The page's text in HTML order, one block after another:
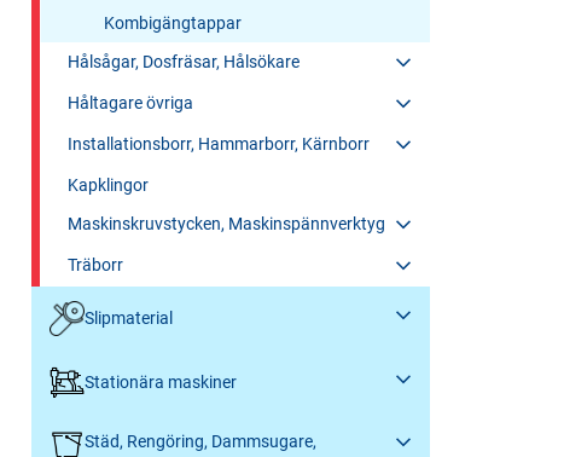
Kombigängtappar
Hålsågar, Dosfräsar, Hålsökare
Håltagare övriga
Installationsborr, Hammarborr, Kärnborr
Kapklingor
Maskinskruvstycken, Maskinspännverktyg
Träborr
Slipmaterial
Stationära maskiner
Städ, Rengöring, Dammsugare,